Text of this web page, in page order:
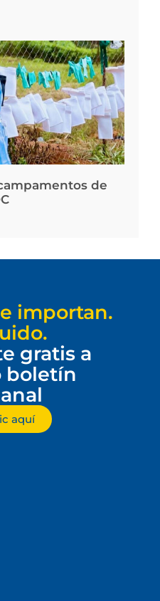
de
importan.
gratis a
boletín
aquí